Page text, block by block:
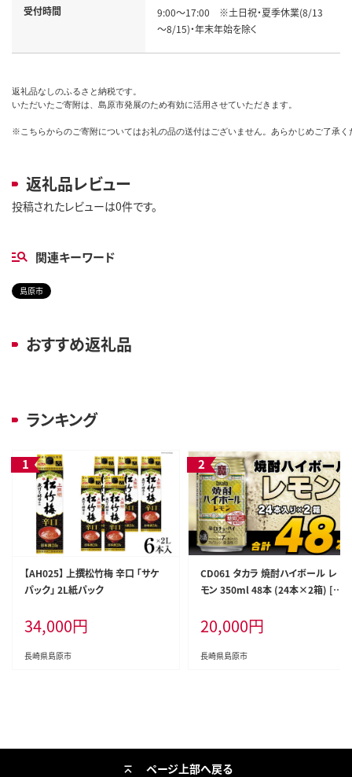
受付時間
9:00～17:00　※土日祝・夏季休業(8/13
～8/15)・年末年始を除く
返礼品なしのふるさと納税です。
いただいたご寄附は、島原市発展のため有効に活用させていただきます。
※こちらからのご寄附についてはお礼の品の送付はございません。あらかじめご了承く
返礼品レビュー
投稿されたレビューは0件です。
関連キーワード
島原市
おすすめ返礼品
ランキング
【AH025】 上撰松竹梅 辛口 「サケ
パック」 2L紙パック
34,000円
長崎県島原市
CD061 タカラ 焼酎ハイボール レ
モン 350ml 48本 (24本×2箱) [
チューハイ ハイボール れもん 檸
檬 7% 人気 おすすめ ギフト プレゼ
ント ご自宅用 日常使い 普段使い
20,000円
長崎県島原市
ページ上部へ戻る